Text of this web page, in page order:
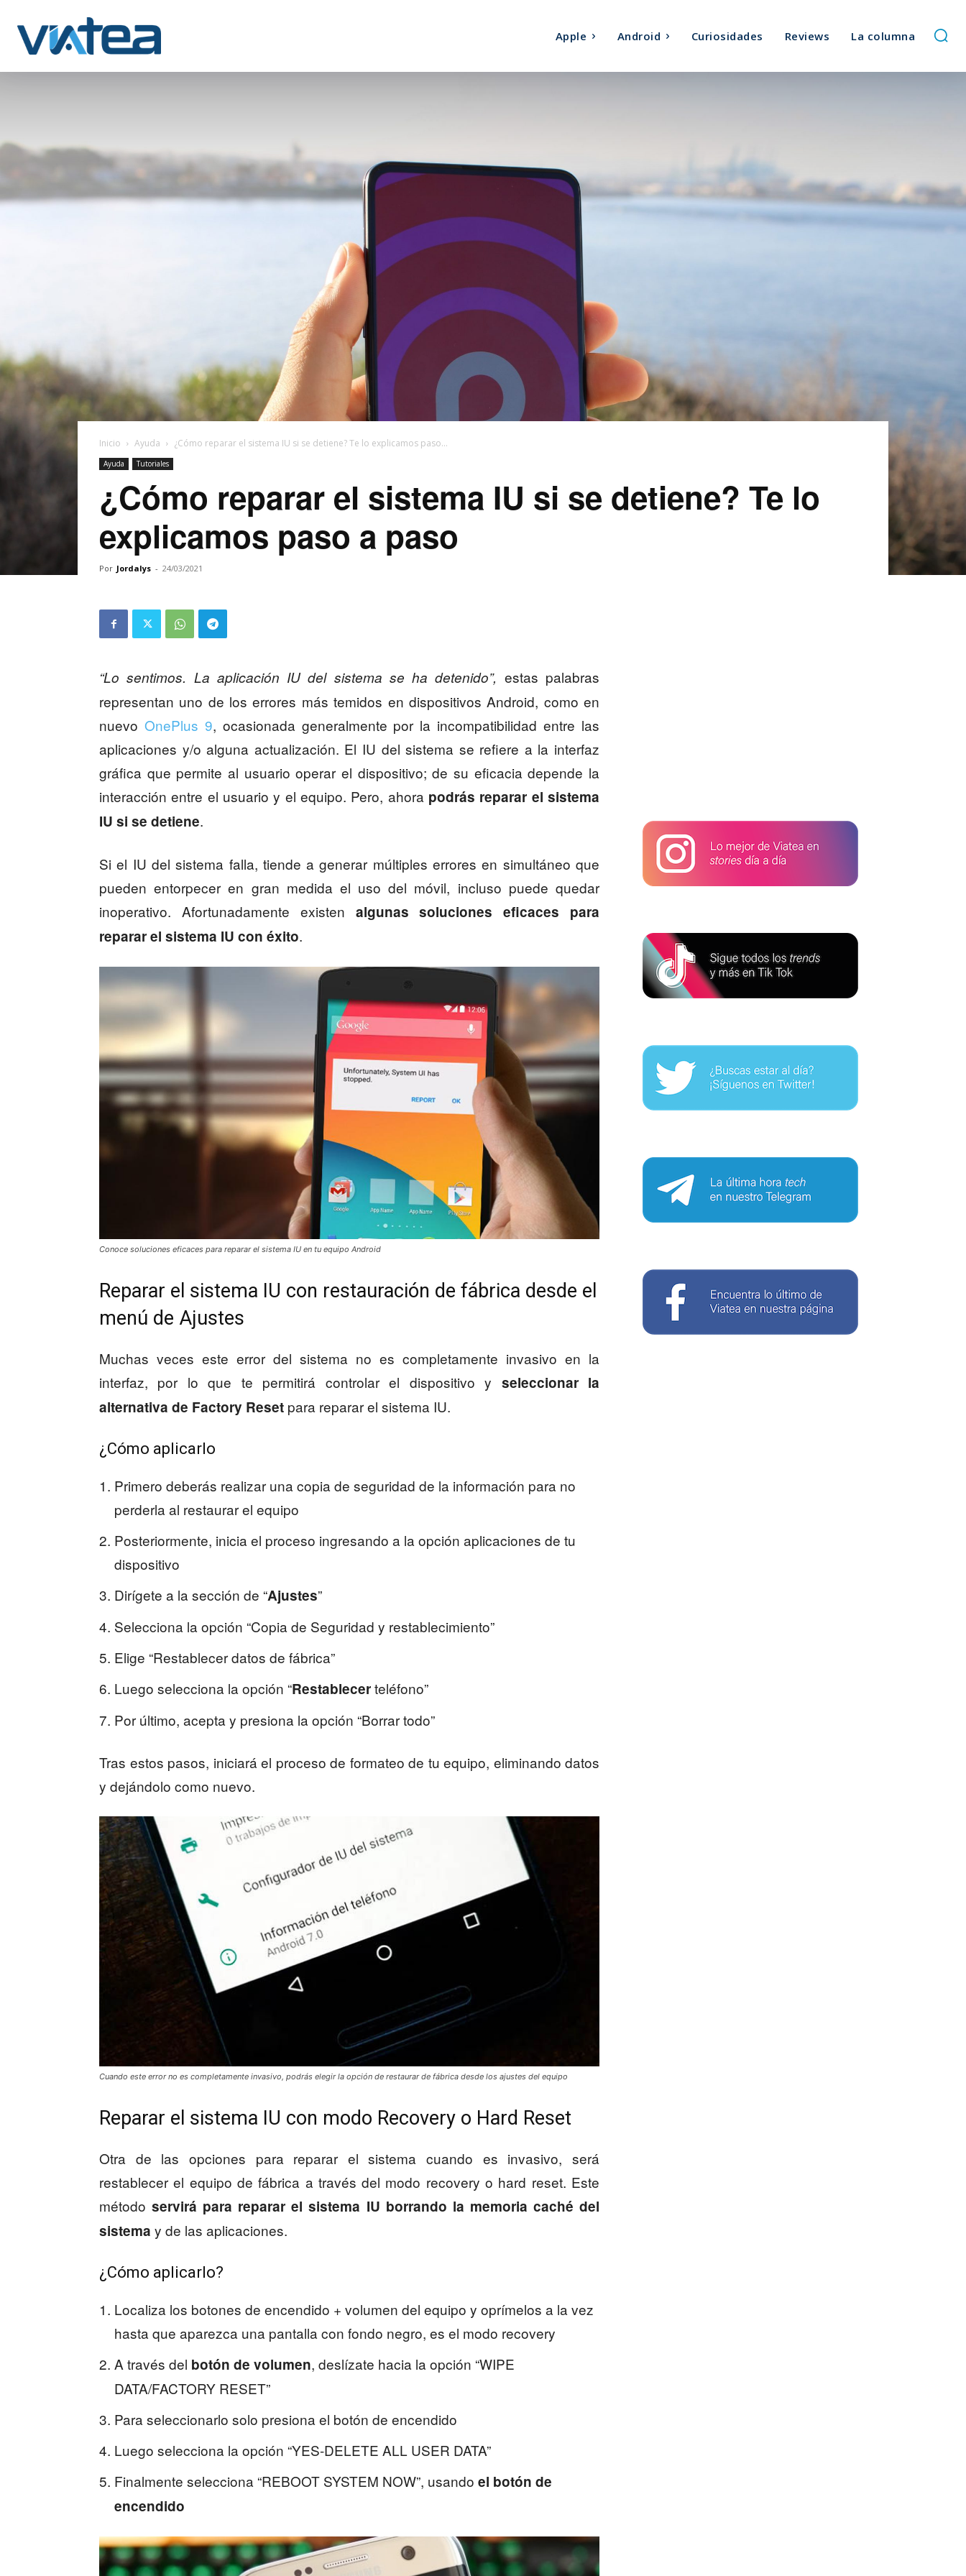
Apple Android Curiosidades Reviews La columna
Inicio Ayuda ¿Cómo reparar el sistema IU si se detiene? Te lo explicamos paso...
Ayuda Tutoriales
¿Cómo reparar el sistema IU si se detiene? Te lo
explicamos paso a paso
Por Jordalys - 24/03/2021
“Lo sentimos. La aplicación IU del sistema se ha detenido”, estas palabras
representan uno de los errores más temidos en dispositivos Android, como en
nuevo OnePlus 9, ocasionada generalmente por la incompatibilidad entre las
aplicaciones y/o alguna actualización. El IU del sistema se refiere a la interfaz
gráfica que permite al usuario operar el dispositivo; de su eficacia depende la
interacción entre el usuario y el equipo. Pero, ahora podrás reparar el sistema
IU si se detiene.
Si el IU del sistema falla, tiende a generar múltiples errores en simultáneo que
pueden entorpecer en gran medida el uso del móvil, incluso puede quedar
inoperativo. Afortunadamente existen algunas soluciones eficaces para
reparar el sistema IU con éxito.
Conoce soluciones eficaces para reparar el sistema IU en tu equipo Android
Reparar el sistema IU con restauración de fábrica desde el
menú de Ajustes
Muchas veces este error del sistema no es completamente invasivo en la
interfaz, por lo que te permitirá controlar el dispositivo y seleccionar la
alternativa de Factory Reset para reparar el sistema IU.
¿Cómo aplicarlo
Primero deberás realizar una copia de seguridad de la información para no
perderla al restaurar el equipo
Posteriormente, inicia el proceso ingresando a la opción aplicaciones de tu
dispositivo
Dirígete a la sección de “Ajustes”
Selecciona la opción “Copia de Seguridad y restablecimiento”
Elige “Restablecer datos de fábrica”
Luego selecciona la opción “Restablecerteléfono”
Por último, acepta y presiona la opción “Borrar todo”
Tras estos pasos, iniciará el proceso de formateo de tu equipo, eliminando datos
y dejándolo como nuevo.
Cuando este error no es completamente invasivo, podrás elegir la opción de restaurar de fábrica desde los ajustes del equipo
Reparar el sistema IU con modo Recovery o Hard Reset
Otra de las opciones para reparar el sistema cuando es invasivo, será
restablecer el equipo de fábrica a través del modo recovery o hard reset. Este
métodoservirá para reparar el sistema IU borrando la memoria caché del
sistema y de las aplicaciones.
¿Cómo aplicarlo?
Localiza los botones de encendido + volumen del equipo y oprímelos a la vez
hasta que aparezca una pantalla con fondo negro, es el modo recovery
A través del botón de volumen, deslízate hacia la opción “WIPE
DATA/FACTORY RESET”
Para seleccionarlo solo presiona el botón de encendido
Luego selecciona la opción “YES-DELETE ALL USER DATA”
Finalmente selecciona “REBOOT SYSTEM NOW”, usando el botón de
encendido